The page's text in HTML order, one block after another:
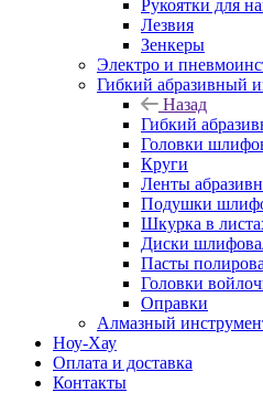
Рукоятки для
Лезвия
Зенкеры
Электро и
Гибкий абразивный
Назад
Гибкий
Головки
Круги
Ленты
Подушки
Шкурка в
Диски
Пасты
Головки
Оправки
Алмазный
Ноу-Хау
Оплата и доставка
Контакты